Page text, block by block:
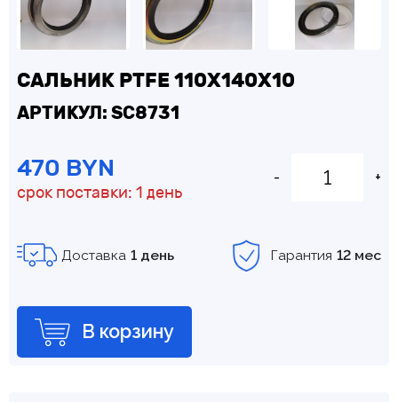
САЛЬНИК PTFE 110Х140Х10
АРТИКУЛ: SC8731
470 BYN
срок поставки: 1 день
- +
Доставка 1 день Гарантия 12 мес
В корзину